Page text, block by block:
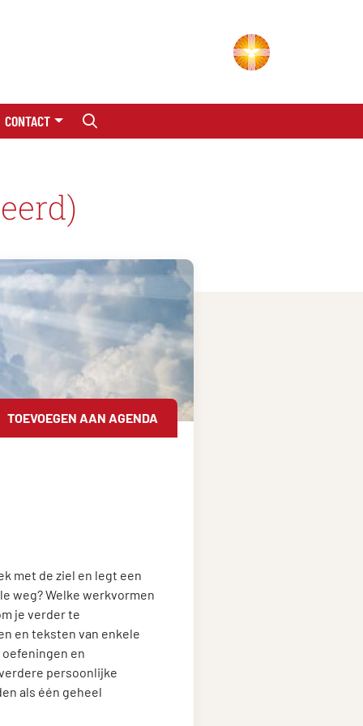
CONTACT
TOEVOEGEN AAN AGENDA
met de ziel en legt een
weg? Welke werkvormen
je verder te
en teksten van enkele
en
persoonlijke
als één geheel